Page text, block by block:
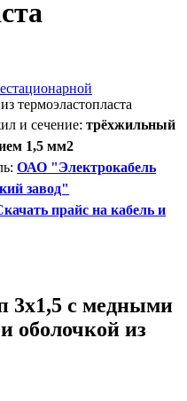
термоэластопласта
и сечение: трёхжильный
1,5 мм2
ОАО "Электрокабель
завод"
прайс на кабель и
3х1,5 с медными
оболочкой из